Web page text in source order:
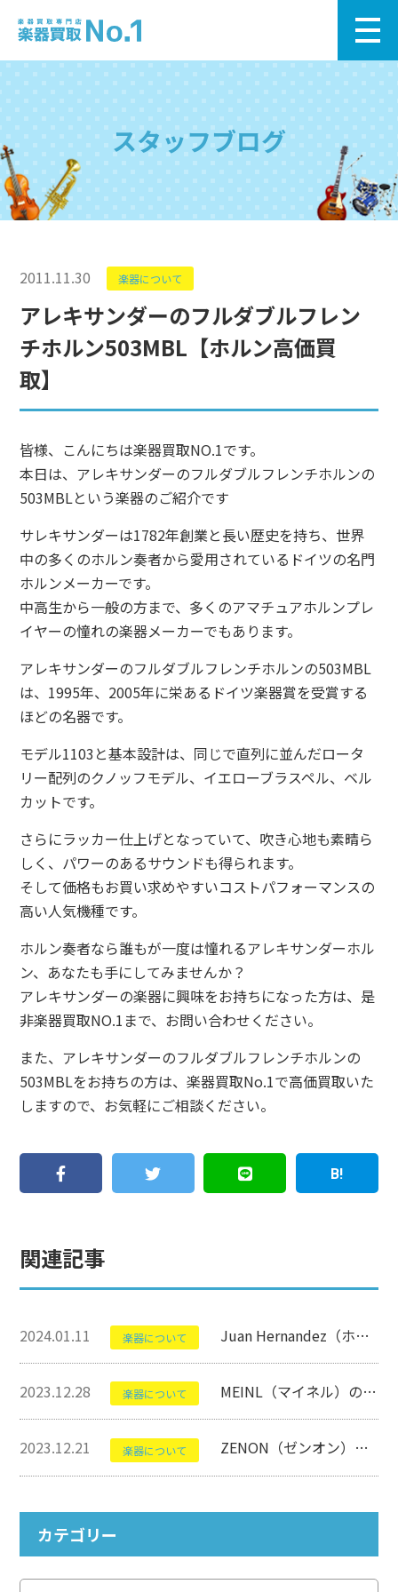
スタッフブログ
2011.11.30 楽器について
アレキサンダーのフルダブルフレン
チホルン503MBL【ホルン高価買
取】
皆様、こんにちは楽器買取NO.1です。
本日は、アレキサンダーのフルダブルフレンチホルンの
503MBLという楽器のご紹介です
サレキサンダーは1782年創業と長い歴史を持ち、世界
中の多くのホルン奏者から愛用されているドイツの名門
ホルンメーカーです。
中高生から一般の方まで、多くのアマチュアホルンプレ
イヤーの憧れの楽器メーカーでもあります。
アレキサンダーのフルダブルフレンチホルンの503MBL
は、1995年、2005年に栄あるドイツ楽器賞を受賞する
ほどの名器です。
モデル1103と基本設計は、同じで直列に並んだロータ
リー配列のクノッフモデル、イエローブラスペル、ベル
カットです。
さらにラッカー仕上げとなっていて、吹き心地も素晴ら
しく、パワーのあるサウンドも得られます。
そして価格もお買い求めやすいコストパフォーマンスの
高い人気機種です。
ホルン奏者なら誰もが一度は憧れるアレキサンダーホル
ン、あなたも手にしてみませんか？
アレキサンダーの楽器に興味をお持ちになった方は、是
非楽器買取NO.1まで、お問い合わせください。
また、アレキサンダーのフルダブルフレンチホルンの
503MBLをお持ちの方は、楽器買取No.1で高価買取いた
しますので、お気軽にご相談ください。
関連記事
2024.01.11 楽器について Juan Hernandez（ホアン・エルナンデス）のSambaについて【フラメンコギター】
2023.12.28 楽器について MEINL（マイネル）のJC50Bについて【カホン】
2023.12.21 楽器について ZENON（ゼンオン）のMB-SPについて【ミュージックベル】
カテゴリー